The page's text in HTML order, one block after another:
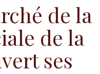
de la
de la
ses